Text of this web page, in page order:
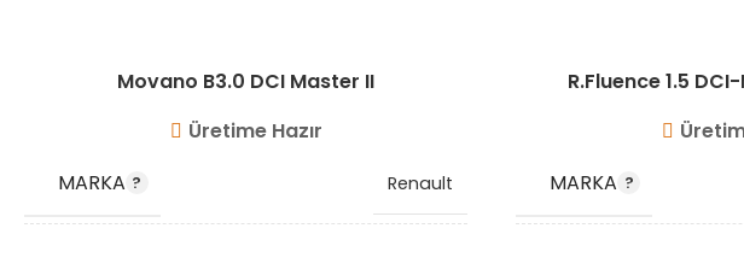
Movano B3.0 DCI Master II
Üretime Hazır
MARKA
Renault
R.Fluence 1.5
MARKA